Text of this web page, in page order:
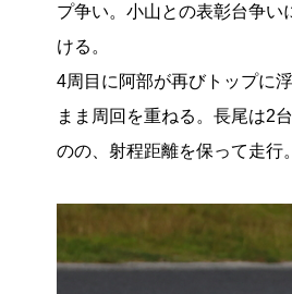
プ争い。小山との表彰台争
ける。
4周目に阿部が再びトップに
まま周回を重ねる。長尾は2
のの、射程距離を保って走行。